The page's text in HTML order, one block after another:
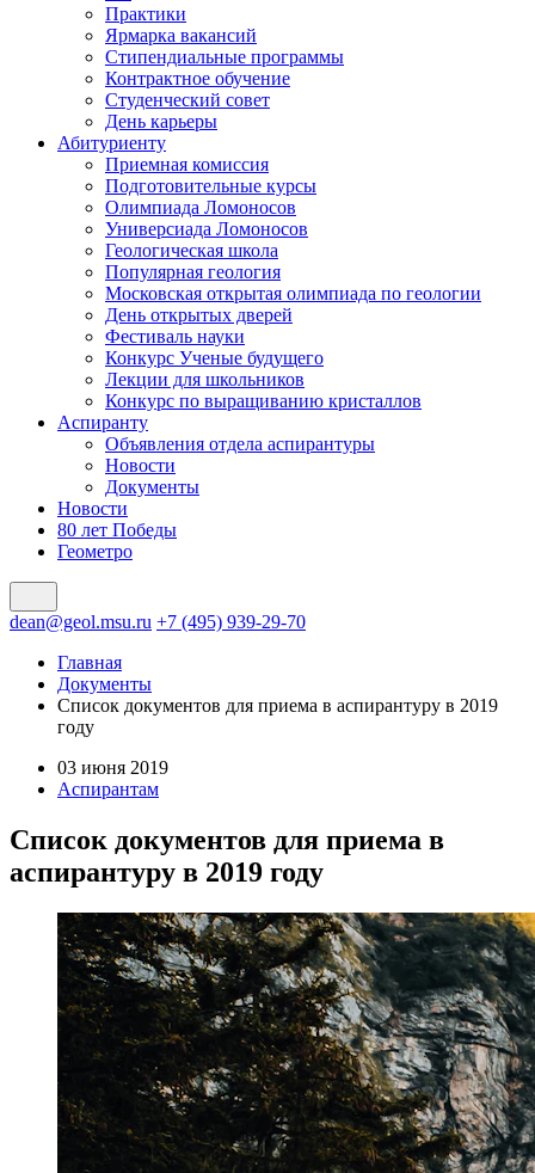
Практики
Ярмарка вакансий
Стипендиальные программы
Контрактное обучение
Студенческий совет
День карьеры
Абитуриенту
Приемная комиссия
Подготовительные курсы
Олимпиада Ломоносов
Универсиада Ломоносов
Геологическая школа
Популярная геология
Московская открытая олимпиада по геологии
День открытых дверей
Фестиваль науки
Конкурс Ученые будущего
Лекции для школьников
Конкурс по выращиванию кристаллов
Аспиранту
Объявления отдела аспирантуры
Новости
Документы
Новости
80 лет Победы
Геометро
dean@geol.msu.ru +7 (495) 939-29-70
Главная
Документы
Список документов для приема в аспирантуру в 2019
году
03 июня 2019
Аспирантам
Список документов для приема в
аспирантуру в 2019 году